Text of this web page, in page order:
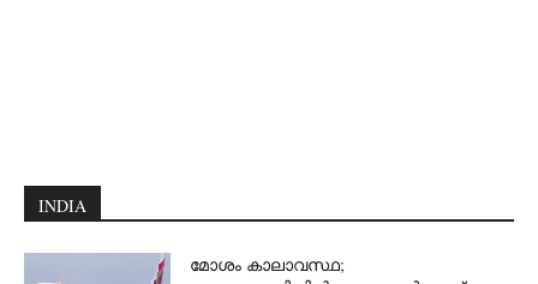
INDIA
മോശം കാലാവസ്ഥ;